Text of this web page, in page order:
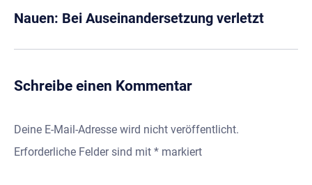
Nauen: Bei Auseinandersetzung verletzt
Schreibe einen Kommentar
Deine E-Mail-Adresse wird nicht veröffentlicht.
Erforderliche Felder sind mit * markiert